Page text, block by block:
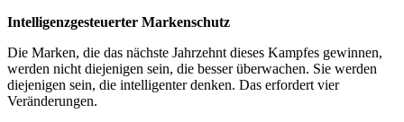
Intelligenzgesteuerter Markenschutz
Die Marken, die das nächste Jahrzehnt dieses Kampfes gewinnen,
werden nicht diejenigen sein, die besser überwachen. Sie werden
diejenigen sein, die intelligenter denken. Das erfordert vier
Veränderungen.